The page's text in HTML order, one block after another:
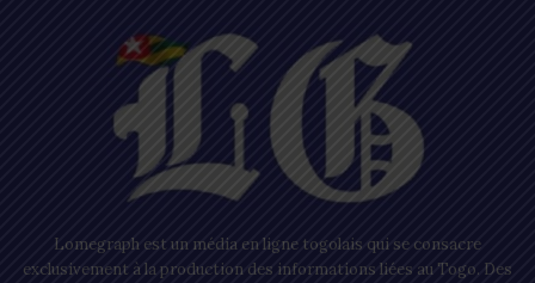
Lomegraph est un média en ligne togolais qui se consacre
exclusivement à la production des informations liées au Togo. Des